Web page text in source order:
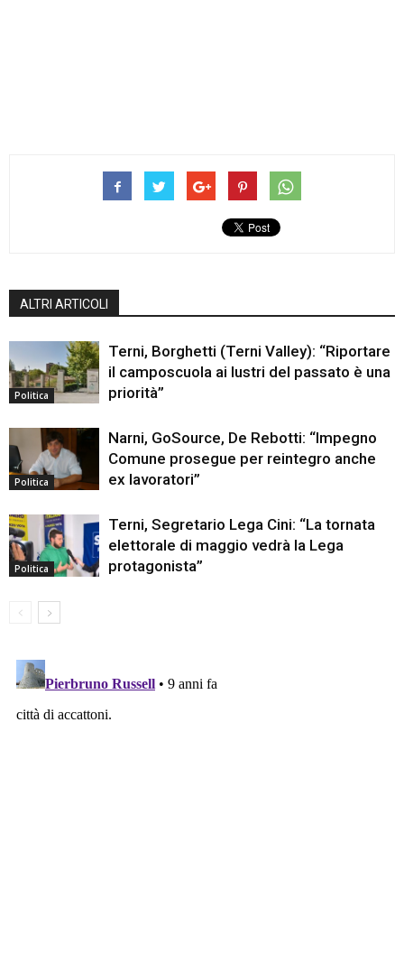
ALTRI ARTICOLI
Politica
Terni, Borghetti (Terni Valley): “Riportare
il camposcuola ai lustri del passato è una
priorità”
Politica
Narni, GoSource, De Rebotti: “Impegno
Comune prosegue per reintegro anche
ex lavoratori”
Politica
Terni, Segretario Lega Cini: “La tornata
elettorale di maggio vedrà la Lega
protagonista”